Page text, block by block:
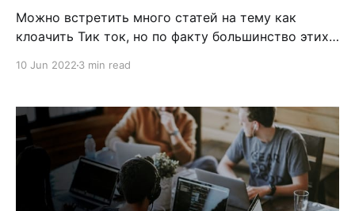
Можно встретить много статей на тему как
клоачить Тик ток, но по факту большинство этих
Ценность такого контента в прямом смысле ноль.
Но сегодня я поделюсь с вами действительно
рабочим способом который
10 Jun 2022 3 min read